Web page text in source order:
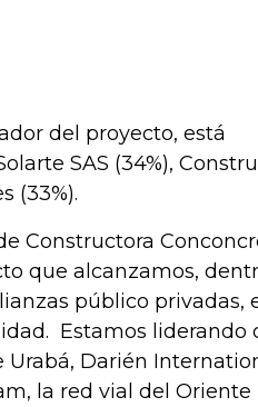
del proyecto, está
SAS (34%),
(33%).
Constructora
que alcanzamos,
público privadas,
Estamos liderando
Darién
la red vial del Oriente